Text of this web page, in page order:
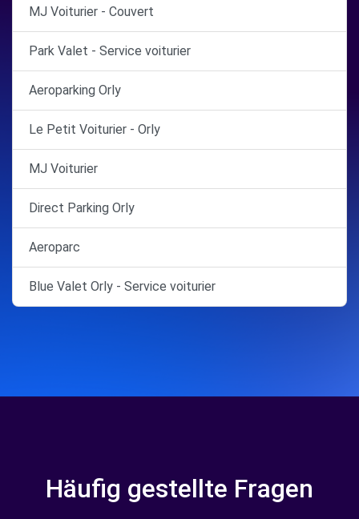
MJ Voiturier - Couvert
Park Valet - Service voiturier
Aeroparking Orly
Le Petit Voiturier - Orly
MJ Voiturier
Direct Parking Orly
Aeroparc
Blue Valet Orly - Service voiturier
Häufig gestellte Fragen